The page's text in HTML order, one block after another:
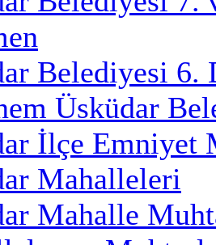
Belediyesi 6.
Üsküdar
İlçe Emniyet
Mahalleleri
Mahalle